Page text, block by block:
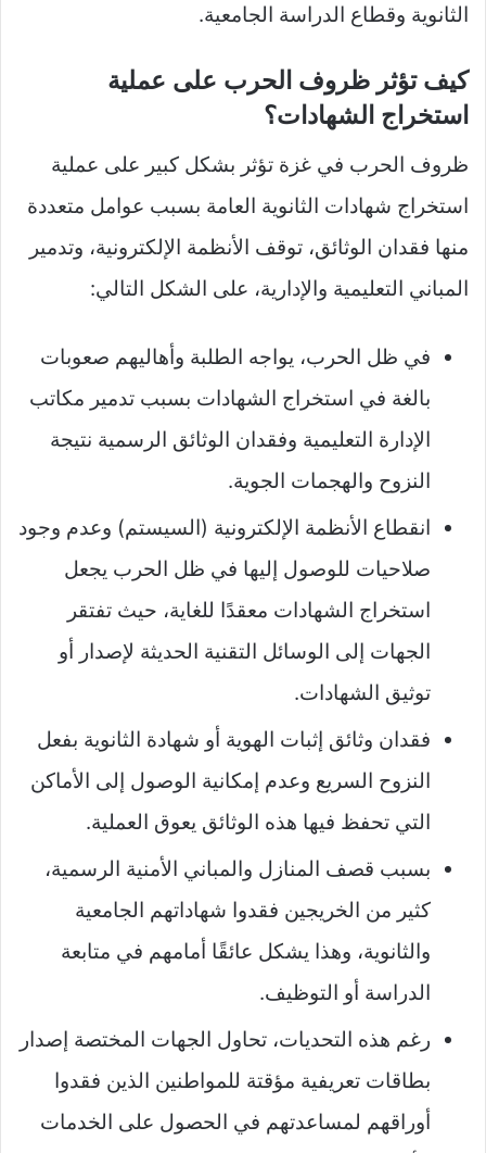
الثانوية وقطاع الدراسة الجامعية.
كيف تؤثر ظروف الحرب على عملية
استخراج الشهادات؟
ظروف الحرب في غزة تؤثر بشكل كبير على عملية
استخراج شهادات الثانوية العامة بسبب عوامل متعددة
منها فقدان الوثائق، توقف الأنظمة الإلكترونية، وتدمير
المباني التعليمية والإدارية، على الشكل التالي:
في ظل الحرب، يواجه الطلبة وأهاليهم صعوبات
بالغة في استخراج الشهادات بسبب تدمير مكاتب
الإدارة التعليمية وفقدان الوثائق الرسمية نتيجة
النزوح والهجمات الجوية.
انقطاع الأنظمة الإلكترونية (السيستم) وعدم وجود
صلاحيات للوصول إليها في ظل الحرب يجعل
استخراج الشهادات معقدًا للغاية، حيث تفتقر
الجهات إلى الوسائل التقنية الحديثة لإصدار أو
توثيق الشهادات.
فقدان وثائق إثبات الهوية أو شهادة الثانوية بفعل
النزوح السريع وعدم إمكانية الوصول إلى الأماكن
التي تحفظ فيها هذه الوثائق يعوق العملية.
بسبب قصف المنازل والمباني الأمنية الرسمية،
كثير من الخريجين فقدوا شهاداتهم الجامعية
والثانوية، وهذا يشكل عائقًا أمامهم في متابعة
الدراسة أو التوظيف.
رغم هذه التحديات، تحاول الجهات المختصة إصدار
بطاقات تعريفية مؤقتة للمواطنين الذين فقدوا
أوراقهم لمساعدتهم في الحصول على الخدمات